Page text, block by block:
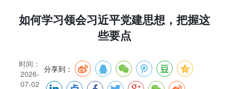
如何学习领会习近平党建思想，把握这
些要点
时间：
2026-
07-02
分享到：